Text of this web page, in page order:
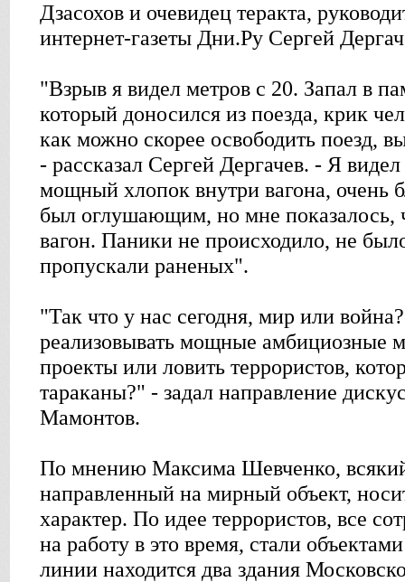
Дзасохов и очевидец теракта,
интернет-газеты Дни.Ру Сергей
"Взрыв я видел метров с 20. Запал в
который доносился из поезда, крик
как можно скорее освободить поезд,
- рассказал Сергей Дергачев. - Я
мощный хлопок внутри вагона, очень
был оглушающим, но мне показалось,
вагон. Паники не происходило, не
пропускали раненых".
"Так что у нас сегодня, мир или
реализовывать мощные амбициозные
проекты или ловить террористов,
тараканы?" - задал направление
Мамонтов.
По мнению Максима Шевченко, всякий
направленный на мирный объект,
характер. По идее террористов, все
на работу в это время, стали
линии находится два здания